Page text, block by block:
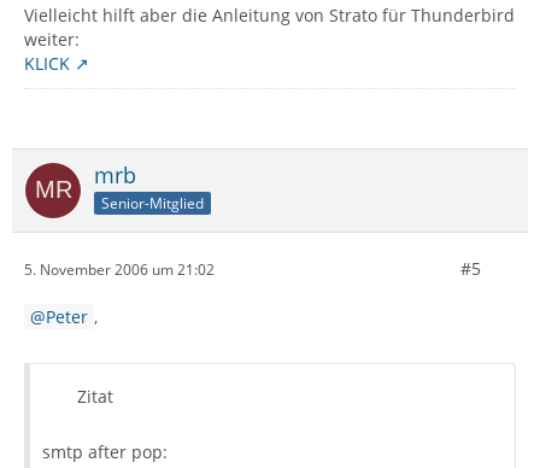
Vielleicht hilft aber die Anleitung von Strato für Thunderbird
weiter:
KLICK
mrb
Senior-Mitglied
5. November 2006 um 21:02 #5
Peter ,
Zitat
smtp after pop: